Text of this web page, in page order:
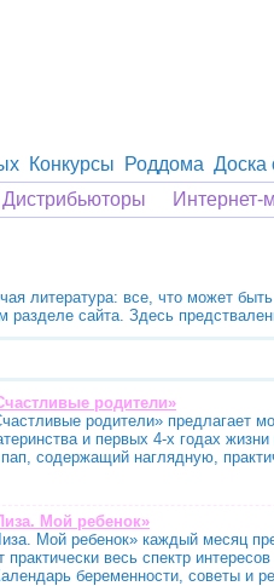
Конкурсы Роддома Доска
Дистрибьюторы Интернет-
литература: все, что может
разделе сайта. Здесь
родители»
родители» предлагает
и первых 4-х годах
содержащий наглядную,
Мой ребенок»
Мой ребенок» каждый месяц
практически весь спектр
беременности, советы